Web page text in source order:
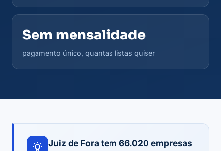
Sem mensalidade
pagamento único, quantas listas quiser
Juiz de Fora tem 66.020 empresas